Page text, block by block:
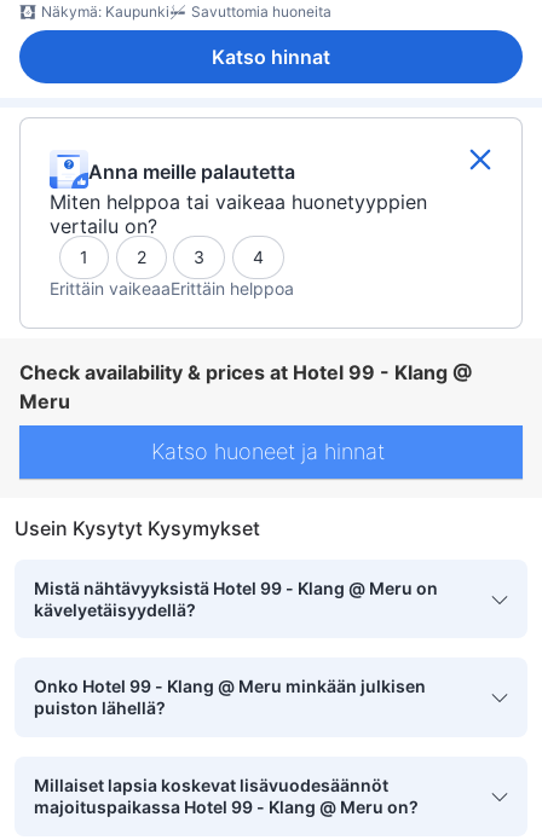
Näkymä: Kaupunki
Savuttomia huoneita
Katso hinnat
Anna meille palautetta
Miten helppoa tai vaikeaa huonetyyppien
vertailu on?
1 2 3
4
Erittäin vaikeaaErittäin helppoa
Check availability & prices at Hotel 99 - Klang @
Meru
Katso huoneet ja hinnat
Usein Kysytyt Kysymykset
Mistä nähtävyyksistä Hotel 99 - Klang @ Meru on
kävelyetäisyydellä?
Onko Hotel 99 - Klang @ Meru minkään julkisen
puiston lähellä?
Millaiset lapsia koskevat lisävuodesäännöt
majoituspaikassa Hotel 99 - Klang @ Meru on?